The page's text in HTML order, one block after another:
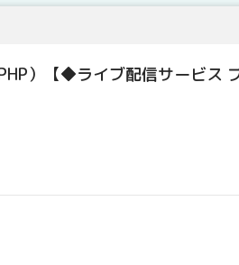
）【◆ライブ配信サービス